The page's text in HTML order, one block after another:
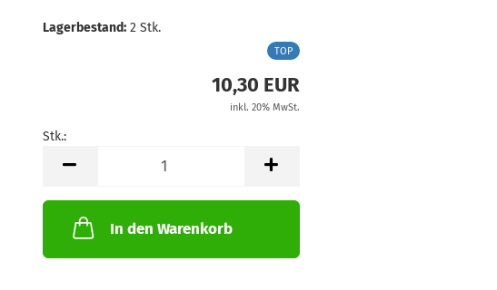
Lagerbestand: 2 Stk.
TOP
10,30 EUR
inkl. 20% MwSt.
Stk.:
In den Warenkorb